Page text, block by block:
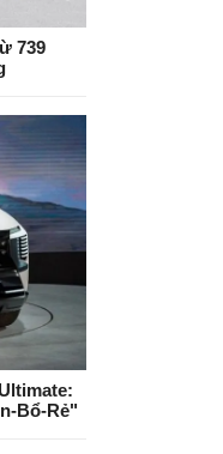
739
Bổ-Rẻ"